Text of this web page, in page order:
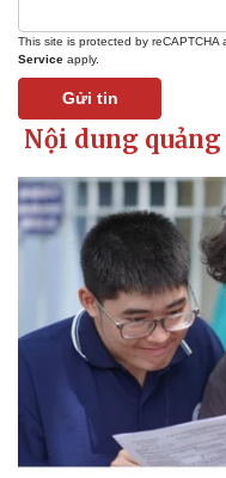
This site is protected by reCAPTCHA
Service apply.
Gửi tin